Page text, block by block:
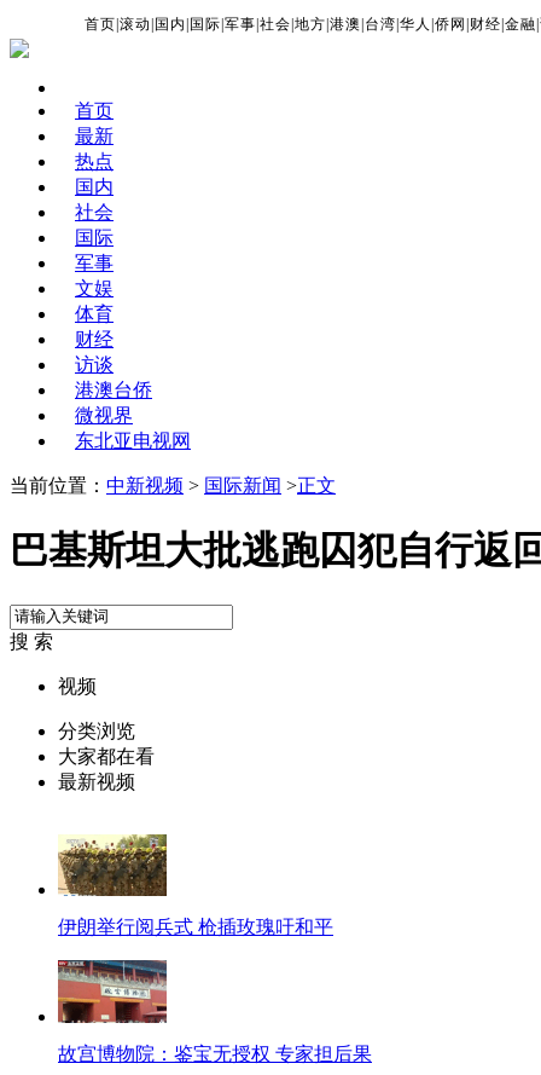
首页 |滚动 国内 国际 |军事 |社会 |地方 |港澳 台湾 |华人 |侨网 财经 |金融 |
首页
最新
热点
国内
社会
国际
军事
文娱
体育
财经
访谈
港澳台侨
微视界
东北亚电视网
当前位置： 中新视频 > 国际新闻 >正文
巴基斯坦大批逃跑囚犯自行返
搜 索
视频
分类浏览
大家都在看
最新视频
伊朗举行阅兵式 枪插玫瑰吁和平
故宫博物院：鉴宝无授权 专家担后果